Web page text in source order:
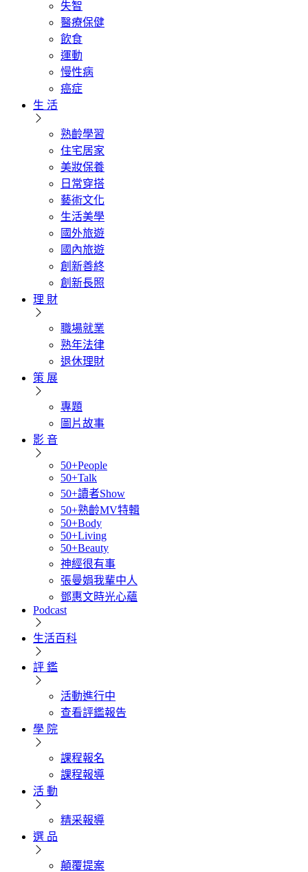
失智
醫療保健
飲食
運動
慢性病
癌症
生 活
熟齡學習
住宅居家
美妝保養
日常穿搭
藝術文化
生活美學
國外旅遊
國內旅遊
創新善終
創新長照
理 財
職場就業
熟年法律
退休理財
策 展
專題
圖片故事
影 音
50+People
50+Talk
50+讀者Show
50+熟齡MV特輯
50+Body
50+Living
50+Beauty
神經很有事
張曼娟我輩中人
鄧惠文時光心蘊
Podcast
生活百科
評 鑑
活動進行中
查看評鑑報告
學 院
課程報名
課程報導
活 動
精采報導
選 品
顛覆提案